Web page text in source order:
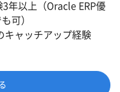
3年以上（Oracle ERP優
可）
キャッチアップ経験